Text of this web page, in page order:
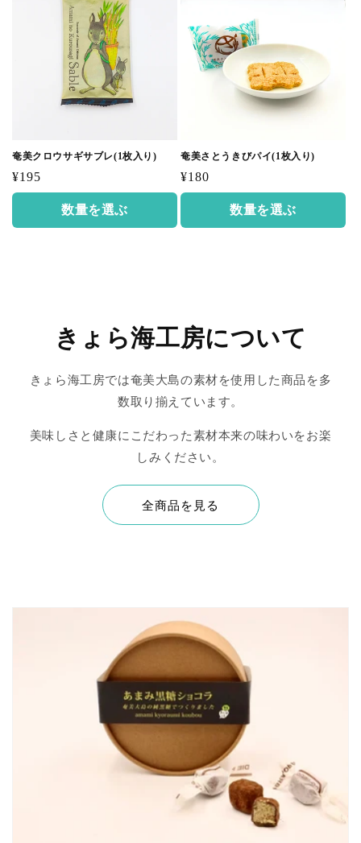
奄美クロウサギサブレ(1枚入り)
通
常
格
¥195
数量を選ぶ
奄美さとうきびパイ(1枚入り)
通
常
格
¥180
数量を選ぶ
きょら海工房について
きょら海工房では奄美大島の素材を使用した商品を多
数取り揃えています。
美味しさと健康にこだわった素材本来の味わいをお楽
しみください。
全商品を見る